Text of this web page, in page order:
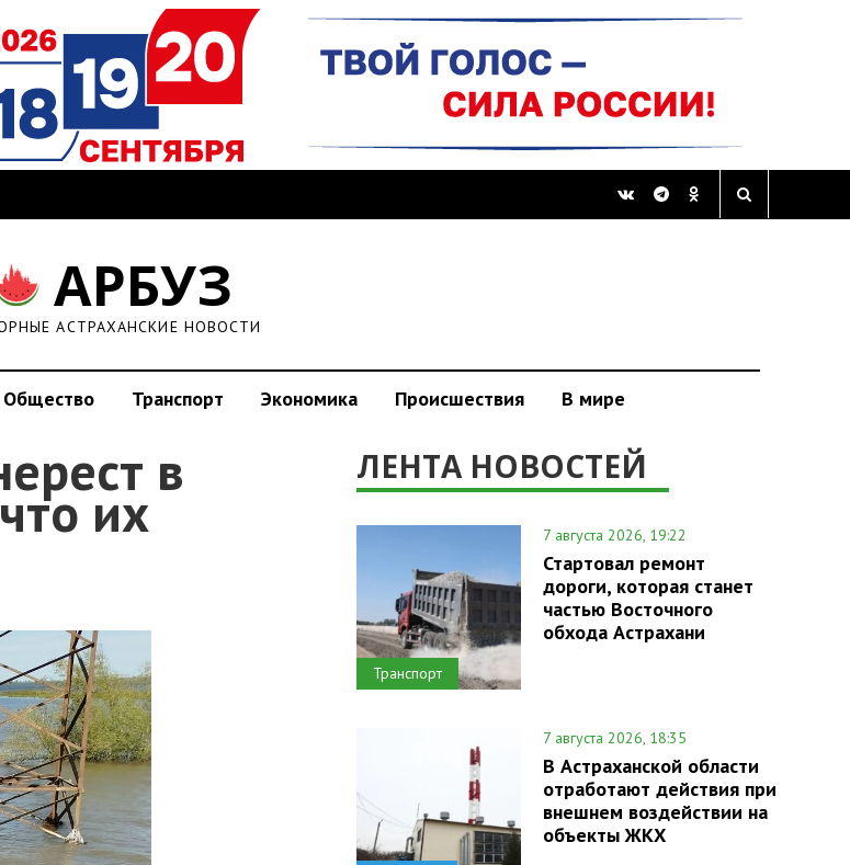
АРБУЗ
АСТРАХАНСКИЕ НОВОСТИ
Общество Транспорт Экономика Происшествия В мире
в
их
ЛЕНТА НОВОСТЕЙ
Транспорт
7 августа 2026, 19:22
Стартовал ремонт
дороги, которая станет
частью Восточного
обхода Астрахани
7 августа 2026, 18:35
В Астраханской области
отработают действия при
внешнем воздействии на
объекты ЖКХ